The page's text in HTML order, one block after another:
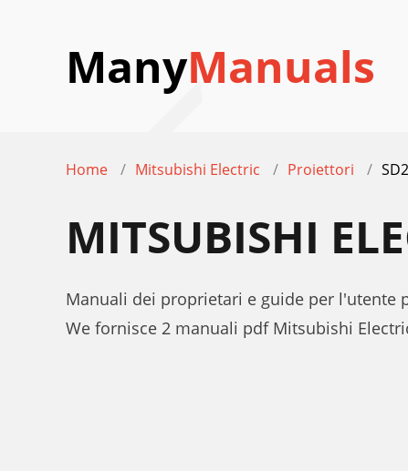
ManyManuals
Home Mitsubishi Electric Proiettori
MITSUBISHI
Manuali dei proprietari e guide per l'utente
We fornisce 2 manuali pdf Mitsubishi